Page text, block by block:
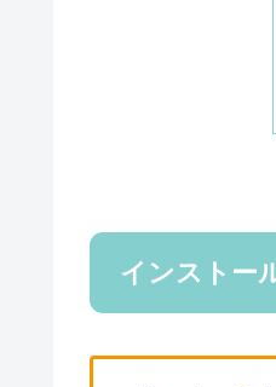
インストー